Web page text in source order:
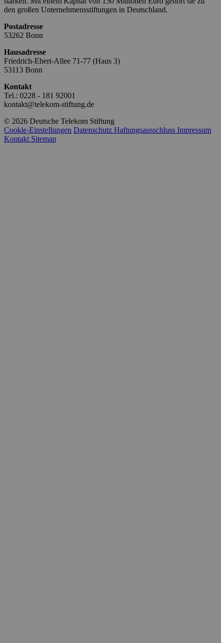
den großen Unternehmensstiftungen in Deutschland.
Postadresse
53262 Bonn
Hausadresse
Friedrich-Ebert-Allee 71-77 (Haus 3)
53113 Bonn
Kontakt
Tel.: 0228 - 181 92001
kontakt@telekom-stiftung.de
© 2026 Deutsche Telekom Stiftung
Cookie-Einstellungen Datenschutz Haftungsausschluss Impressum
Kontakt Sitemap